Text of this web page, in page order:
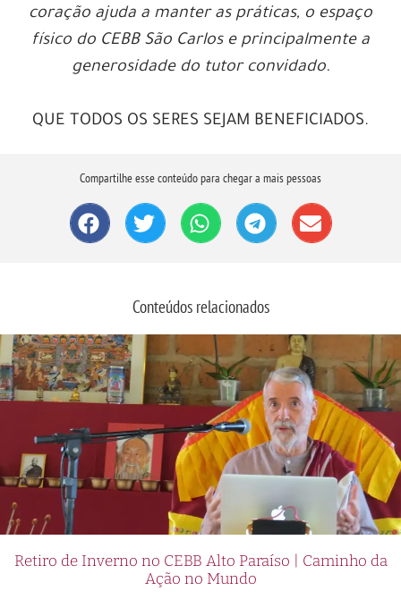
coração ajuda a manter as práticas, o espaço
físico do CEBB São Carlos e principalmente a
generosidade do tutor convidado.
QUE TODOS OS SERES SEJAM BENEFICIADOS.
Compartilhe esse conteúdo para chegar a mais pessoas
Conteúdos relacionados
Retiro de Inverno no CEBB Alto Paraíso | Caminho da
Ação no Mundo